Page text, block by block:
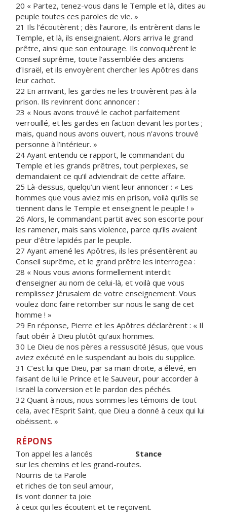
20 « Partez, tenez-vous dans le Temple et là, dites au
peuple toutes ces paroles de vie. »
21 Ils l’écoutèrent ; dès l’aurore, ils entrèrent dans le
Temple, et là, ils enseignaient. Alors arriva le grand
prêtre, ainsi que son entourage. Ils convoquèrent le
Conseil suprême, toute l’assemblée des anciens
d’Israël, et ils envoyèrent chercher les Apôtres dans
leur cachot.
22 En arrivant, les gardes ne les trouvèrent pas à la
prison. Ils revinrent donc annoncer :
23 « Nous avons trouvé le cachot parfaitement
verrouillé, et les gardes en faction devant les portes ;
mais, quand nous avons ouvert, nous n’avons trouvé
personne à l’intérieur. »
24 Ayant entendu ce rapport, le commandant du
Temple et les grands prêtres, tout perplexes, se
demandaient ce qu’il adviendrait de cette affaire.
25 Là-dessus, quelqu’un vient leur annoncer : « Les
hommes que vous aviez mis en prison, voilà qu’ils se
tiennent dans le Temple et enseignent le peuple ! »
26 Alors, le commandant partit avec son escorte pour
les ramener, mais sans violence, parce qu’ils avaient
peur d’être lapidés par le peuple.
27 Ayant amené les Apôtres, ils les présentèrent au
Conseil suprême, et le grand prêtre les interrogea :
28 « Nous vous avions formellement interdit
d’enseigner au nom de celui-là, et voilà que vous
remplissez Jérusalem de votre enseignement. Vous
voulez donc faire retomber sur nous le sang de cet
homme ! »
29 En réponse, Pierre et les Apôtres déclarèrent : « Il
faut obéir à Dieu plutôt qu’aux hommes.
30 Le Dieu de nos pères a ressuscité Jésus, que vous
aviez exécuté en le suspendant au bois du supplice.
31 C’est lui que Dieu, par sa main droite, a élevé, en
faisant de lui le Prince et le Sauveur, pour accorder à
Israël la conversion et le pardon des péchés.
32 Quant à nous, nous sommes les témoins de tout
cela, avec l’Esprit Saint, que Dieu a donné à ceux qui lui
obéissent. »
RÉPONS
Ton appel les a lancés Stance
sur les chemins et les grand-routes.
Nourris de ta Parole
et riches de ton seul amour,
ils vont donner ta joie
à ceux qui les écoutent et te reçoivent.